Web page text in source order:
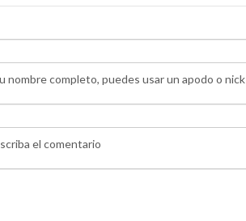
nombre completo, puedes usar un apodo o nick
el comentario